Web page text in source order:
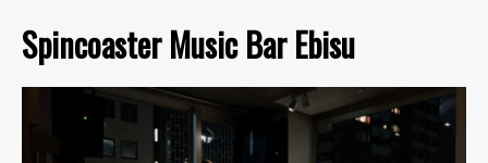
Spincoaster Music Bar Ebisu